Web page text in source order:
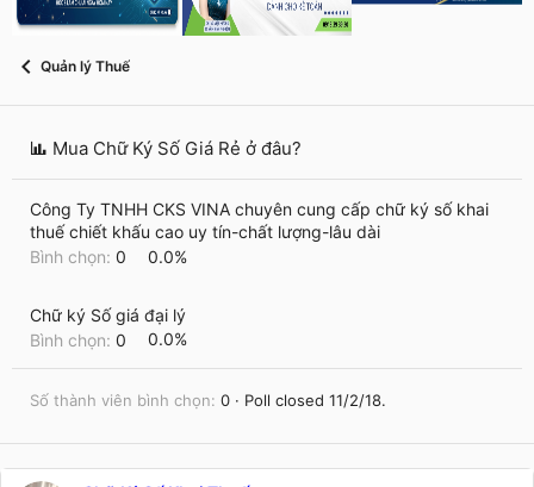
e
r
Quản lý Thuế
Mua Chữ Ký Số Giá Rẻ ở đâu?
Công Ty TNHH CKS VINA chuyên cung cấp chữ ký số khai
thuế chiết khấu cao uy tín-chất lượng-lâu dài
Bình chọn: 0 0.0%
Chữ ký Số giá đại lý
Bình chọn: 0 0.0%
Số thành viên bình chọn 0 Poll closed 11/2/18.